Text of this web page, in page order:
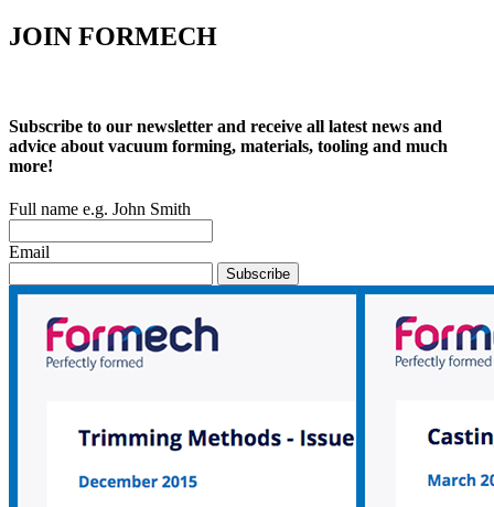
JOIN FORMECH
Subscribe to our newsletter and receive all latest news and
advice about vacuum forming, materials, tooling and much
more!
Full name e.g. John Smith
Email
Subscribe